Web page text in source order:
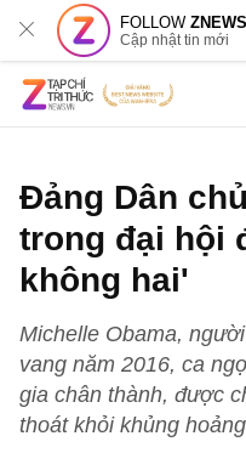
FOLLOWZNEWS
Cập nhật tin mới
Đảng Dân
trong đại hội
không hai'
Michelle Obama,
vang năm 2016, ca
gia chân thành, được
thoát khỏi khủng